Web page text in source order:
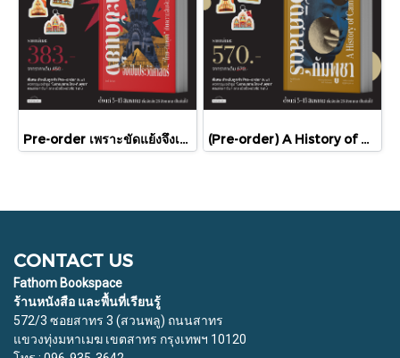
Pre-order เพราะขัดแย้งจึงเป็นประวัติศาสตร์ "ไทย-กัมพูชา" กับความสัมพันธ์หวานปนขม / มติชน (Pre-order) A History of Cambodia ประวัติศาสตร์กัมพูชา (ฉบับปรับปรุงใหม่) / David Chandler / มติชน
CONTACT US
Fathom Bookspace
ร้านหนังสือ และพื้นที่เรียนรู้
572/3 ซอยสาทร 3 (สวนพลู) ถนนสาทร
แขวงทุ่งมหาเมฆ เขตสาทร กรุงเทพฯ 10120